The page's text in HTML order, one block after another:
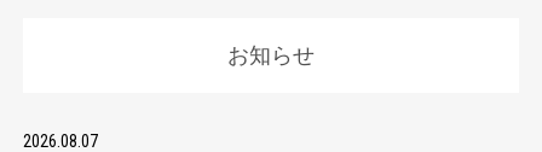
お知らせ
2026.08.07